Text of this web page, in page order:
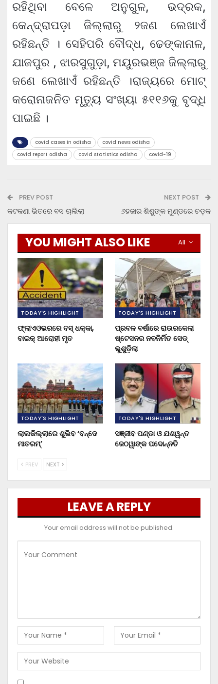
ରହିଥିବା ବେଳେ ଅନୁଗୁଳ, ଭଦ୍ରକ,
କେନ୍ଦ୍ରାପଡ଼ା ଜିଲ୍ଲାରୁ ୨ଜଣ ଲେଖାଏଁ
ରହିଛନ୍ତି । ସେହିପରି ବୌଦ୍ଧ, ଢେଙ୍କାନାଳ,
ଯାଜପୁର , ଝାରସୁଗୁଡ଼ା, ମୟୁରଭଞ୍ଜ ଜିଲ୍ଲାରୁ
ଜଣେ ଲେଖାଏଁ ରହିଛନ୍ତି ।ରାଜ୍ୟରେ ମୋଟ୍
କରୋନାଜନିତ ମୃତ୍ୟୁ ସଂଖ୍ୟା ୫୧୧୬କୁ ବୃଦ୍ଧି
ପାଇଛି ।
covid cases in odisha
covid news odisha
covid report odisha
covid statistics odisha covid-19
PREV POST
କଟକଣା ଭିତରେ ବସ ଚାଲିଲା
NEXT POST
୬ହଜାର ଶିଶୁଙ୍କ ମୁଣ୍ଡରେ ଚଡ଼କ
All
YOU MIGHT ALSO LIKE
TODAY'S HIGHLIGHT
ଫ୍ଲାଏଓଭରରେ ବସ୍ ଧକ୍କା,
ବାଇକ୍ ଆରୋହୀ ମୃତ
TODAY'S HIGHLIGHT
ପ୍ରବଳ ବର୍ଷାରେ ରାଉରକେଲା
ଷ୍ଟେସନର ନବନିର୍ମିତ ସେଡ୍
ଭୁଶୁଡ଼ିଲା
TODAY'S HIGHLIGHT
ଲାଲକିଲ୍ଲାରେ ଶୁଭିବ ‘ବନ୍ଦେ
ମାତରମ୍‌’
TODAY'S HIGHLIGHT
ସଞ୍ଜୀବ ପଣ୍ଡା ଓ ଯଶୱନ୍ତ
ଜେଠୱାଙ୍କ ପଦୋନ୍ନତି
PREV NEXT
LEAVE A REPLY
Your email address will not be published.